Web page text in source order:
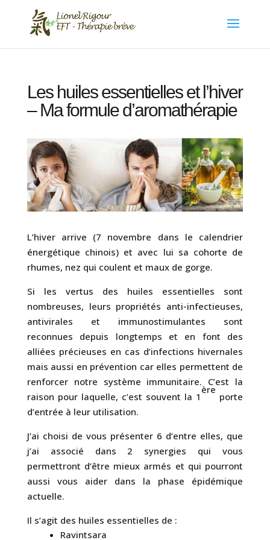
Les huiles essentielles et l’hiver
– Ma formule d’aromathérapie
L’hiver arrive (7 novembre dans le calendrier
énergétique chinois) et avec lui sa cohorte de
rhumes, nez qui coulent et maux de gorge.
Si les vertus des huiles essentielles sont
nombreuses, leurs propriétés anti-infectieuses,
antivirales et immunostimulantes sont
reconnues depuis longtemps et en font des
alliées précieuses en cas d’infections hivernales
mais aussi en prévention car elles permettent de
renforcer notre système immunitaire. C’est la
raison pour laquelle, c’est souvent la 1
ère
porte
d’entrée à leur utilisation.
J’ai choisi de vous présenter 6 d’entre elles, que
j’ai associé dans 2 synergies qui vous
permettront d’être mieux armés et qui pourront
aussi vous aider dans la phase épidémique
actuelle.
Il s’agit des huiles essentielles de :
Ravintsara